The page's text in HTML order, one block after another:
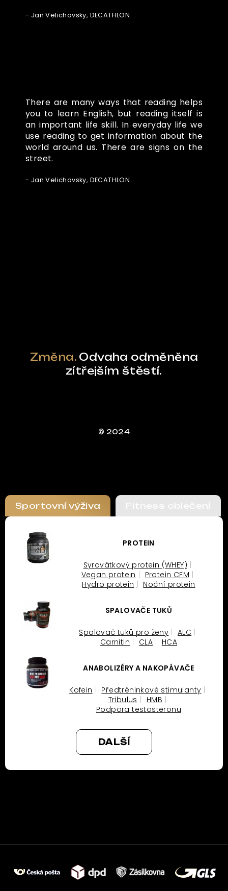
- Jan Velichovsky, DECATHLON
There are many ways that reading helps
you to learn English, but reading itself is
an important life skill. In everyday life we
use reading to get information about the
world around us. There are signs on the
street.
- Jan Velichovsky, DECATHLON
Změna. Odvaha odměněna
zítřejším štěstí.
© 2024
Sportovní výživa Fitness oblečení
PROTEIN
Syrovátkový protein (WHEY)
Vegan protein
Protein CFM
Hydro protein
Noční protein
SPALOVAČE TUKŮ
Spalovač tuků pro ženy
ALC
Carnitin
CLA HCA
ANABOLIZÉRY A NAKOPÁVAČE
Kofein
Předtréninkové stimulanty
Tribulus
HMB
Podpora testosteronu
DALŠÍ